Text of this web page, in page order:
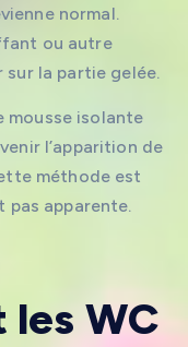
normal.
ou autre
la partie gelée.
mousse isolante
l’apparition de
méthode est
pas apparente.
WC